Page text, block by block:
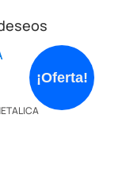
¡Oferta!